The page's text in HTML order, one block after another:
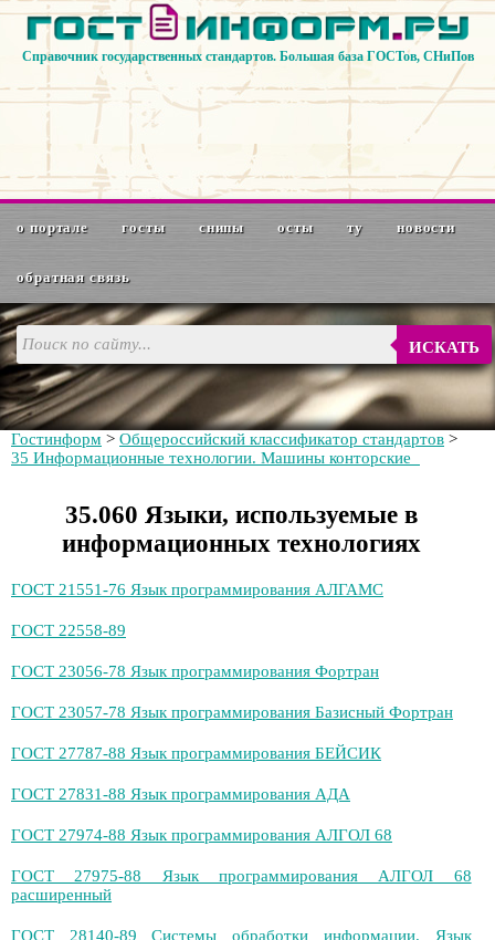
Справочник государственных стандартов. Большая база ГОСТов, СНиПов
о портале госты снипы осты ту новости
обратная связь
ИСКАТЬ
Гостинформ > Общероссийский классификатор стандартов >
35 Информационные технологии. Машины конторские
35.060 Языки, используемые в
информационных технологиях
ГОСТ 21551-76 Язык программирования АЛГАМС
ГОСТ 22558-89
ГОСТ 23056-78 Язык программирования Фортран
ГОСТ 23057-78 Язык программирования Базисный Фортран
ГОСТ 27787-88 Язык программирования БЕЙСИК
ГОСТ 27831-88 Язык программирования АДА
ГОСТ 27974-88 Язык программирования АЛГОЛ 68
ГОСТ 27975-88 Язык программирования АЛГОЛ 68
расширенный
ГОСТ 28140-89 Системы обработки информации. Язык